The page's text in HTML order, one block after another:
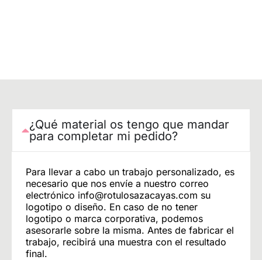
¿Qué material os tengo que mandar
para completar mi pedido?
Para llevar a cabo un trabajo personalizado, es
necesario que nos envíe a nuestro correo
electrónico info@rotulosazacayas.com su
logotipo o diseño. En caso de no tener
logotipo o marca corporativa, podemos
asesorarle sobre la misma. Antes de fabricar el
trabajo, recibirá una muestra con el resultado
final.